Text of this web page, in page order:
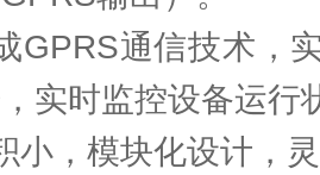
GPRS通信技术，
实时监控设备运行
小，模块化设计，